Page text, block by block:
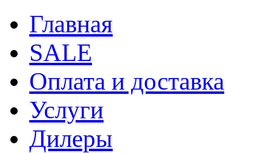
Главная
SALE
Оплата и доставка
Услуги
Дилеры